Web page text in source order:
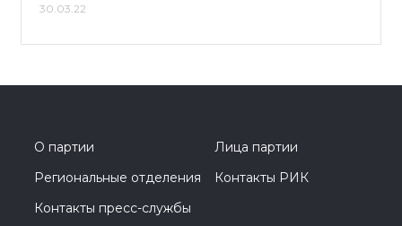
30.03.22
О партии
Лица партии
Региональные отделения
Контакты РИК
Контакты пресс-службы